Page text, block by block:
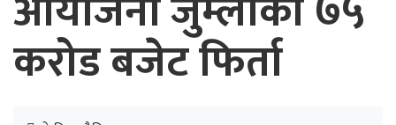
करोड बजेट फिर्ता